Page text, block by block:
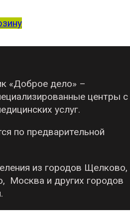
«Доброе дело» –
центры с
услуг.
по предварительной
из городов Щелково,
Москва и других городов